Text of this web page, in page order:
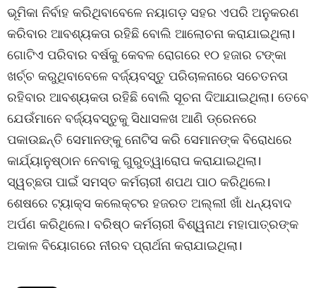
ଭୂମିକା ନିର୍ବାହ କରିଥିବାବେଳେ ନୟାଗଡ଼ ସହର ଏପରି ଅନୁକରଣ
କରିବାର ଆବଶ୍ୟକତା ରହିଛି ବୋଲି ଆଲୋଚନା କରାଯାଇଥିଲା।
ଗୋଟିଏ ପରିବାର ବର୍ଷକୁ କେବଳ ରୋଗରେ ୧୦ ହଜାର ଟଙ୍କା
ଖର୍ଚ୍ଚ କରୁଥିବାବେଳେ ବର୍ଜ୍ୟବସ୍ତୁ ପରିଚାଳନାରେ ସଚେତନତା
ରହିବାର ଆବଶ୍ୟକତା ରହିଛି ବୋଲି ସୂଚନା ଦିଆଯାଇଥିଲା। ତେବେ
ଯେଉଁମାନେ ବର୍ଜ୍ୟବସ୍ତୁକୁ ସିଧାସଳଖ ଆଣି ଡ୍ରେନରେ
ପକାଉଛନ୍ତି ସେମାନଙ୍କୁ ନୋଟିସ କରି ସେମାନଙ୍କ ବିରୋଧରେ
କାର୍ଯ୍ୟାନୁଷ୍ଠାନ ନେବାକୁ ଗୁରୁତ୍ୱାରୋପ କରାଯାଇଥିଲା।
ସ୍ୱଚ୍ଛତା ପାଇଁ ସମସ୍ତ କର୍ମଚାରୀ ଶପଥ ପାଠ କରିଥିଲେ।
ଶେଷରେ ଟ୍ୟାକ୍ସ କଲେକ୍ଟର ହଜରତ ଅଲ୍ଲୀ ଖାଁ ଧନ୍ୟବାଦ
ଅର୍ପଣ କରିଥିଲେ। ବରିଷ୍ଠ କର୍ମଚାରୀ ବିଶ୍ୱନାଥ ମହାପାତ୍ରଙ୍କ
ଅକାଳ ବିୟୋଗରେ ନୀରବ ପ୍ରାର୍ଥନା କରାଯାଇଥିଲା।